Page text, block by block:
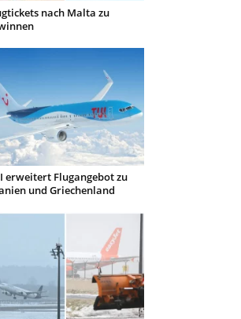
nach Malta zu
erweitert Flugangebot zu
und Griechenland